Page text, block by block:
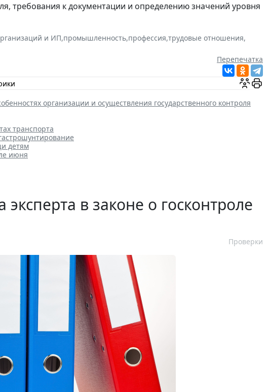
требования к документации и определению значений уровня
и ИП,промышленность,профессия,трудовые отношения,
Перепечатка
организации и осуществления государственного контроля
транспорта
детям
июня
в законе о госконтроле
Проверки